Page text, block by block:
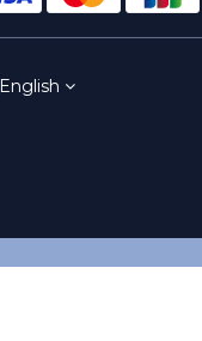
English